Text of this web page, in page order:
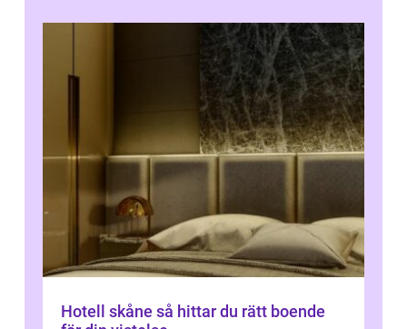
Hotell skåne så hittar du rätt boende